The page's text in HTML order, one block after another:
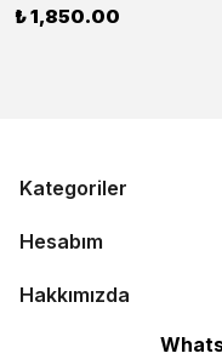
₺ 1,850.00
Kategoriler
Hesabım
Hakkımızda